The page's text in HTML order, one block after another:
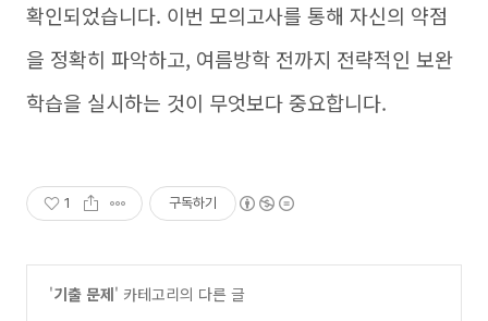
확인되었습니다. 이번 모의고사를 통해 자신의 약점
을 정확히 파악하고, 여름방학 전까지 전략적인 보완
학습을 실시하는 것이 무엇보다 중요합니다.
1 구독하기
'기출 문제' 카테고리의 다른 글